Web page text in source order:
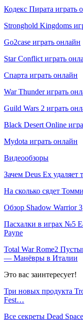
Кодекс Пирата играть
Stronghold Kingdoms
Go2case играть онлайн
Star Conflict играть
Спарта играть онлайн
War Thunder играть
Guild Wars 2 играть
Black Desert Online
Mydota играть онлайн
Видеообзоры
Зачем Deus Ex
На сколько сядет
Обзор Shadow Warrior 3
Пасхалки в играх №5
Payne
Total War Rome2
— Манёвры в Италии
Это вас заинтересует!
Три новых продукта
Fest…
Все секреты Dead